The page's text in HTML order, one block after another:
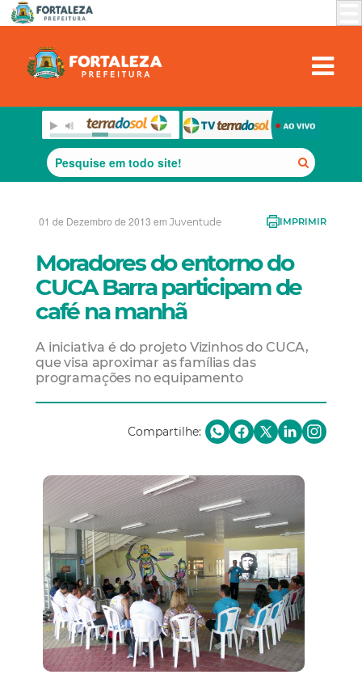
01 de Dezembro de 2013 em Juventude IMPRIMIR
Moradores do entorno do
CUCA Barra participam de
café na manhã
A iniciativa é do projeto Vizinhos do CUCA,
que visa aproximar as famílias das
programações no equipamento
Compartilhe: